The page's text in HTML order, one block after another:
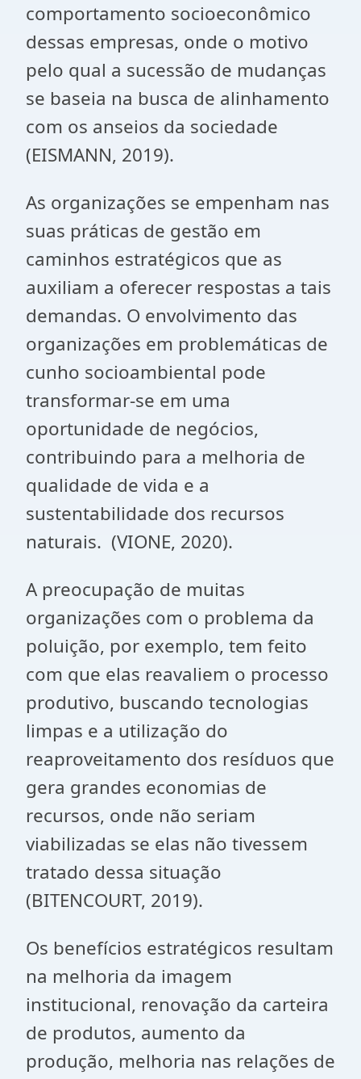
comportamento socioeconômico
dessas empresas, onde o motivo
pelo qual a sucessão de mudanças
se baseia na busca de alinhamento
com os anseios da sociedade
(EISMANN, 2019).
As organizações se empenham nas
suas práticas de gestão em
caminhos estratégicos que as
auxiliam a oferecer respostas a tais
demandas. O envolvimento das
organizações em problemáticas de
cunho socioambiental pode
transformar-se em uma
oportunidade de negócios,
contribuindo para a melhoria de
qualidade de vida e a
sustentabilidade dos recursos
naturais. (VIONE, 2020).
A preocupação de muitas
organizações com o problema da
poluição, por exemplo, tem feito
com que elas reavaliem o processo
produtivo, buscando tecnologias
limpas e a utilização do
reaproveitamento dos resíduos que
gera grandes economias de
recursos, onde não seriam
viabilizadas se elas não tivessem
tratado dessa situação
(BITENCOURT, 2019).
Os benefícios estratégicos resultam
na melhoria da imagem
institucional, renovação da carteira
de produtos, aumento da
produção, melhoria nas relações de